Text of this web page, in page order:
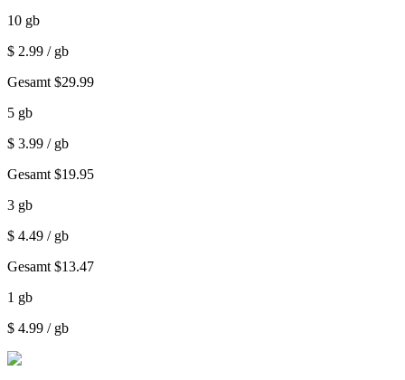
10 gb
$ 2.99 / gb
Gesamt $29.99
5 gb
$ 3.99 / gb
Gesamt $19.95
3 gb
$ 4.49 / gb
Gesamt $13.47
1 gb
$ 4.99 / gb